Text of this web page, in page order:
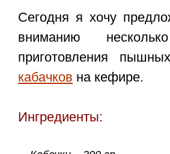
Сегодня я хочу
вниманию
приготовления
кабачков на кефире.
Ингредиенты: